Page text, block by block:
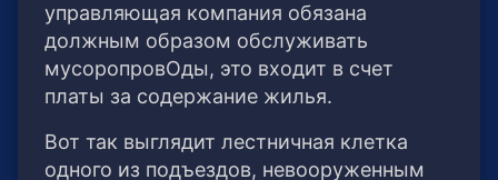
управляющая компания обязана
должным образом обслуживать
мусоропровОды, это входит в счет
платы за содержание жилья.
Вот так выглядит лестничная клетка
одного из подъездов, невооруженным